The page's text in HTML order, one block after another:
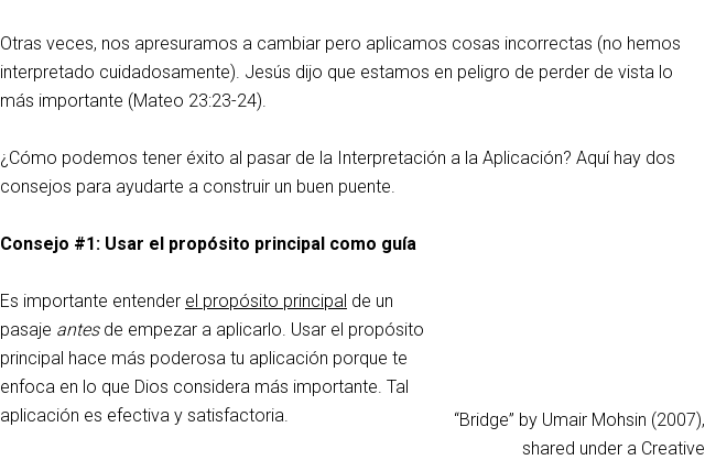
Otras veces, nos apresuramos a cambiar pero aplicamos cosas incorrectas (no hemos
interpretado cuidadosamente). Jesús dijo que estamos en peligro de perder de vista lo
más importante (Mateo 23:23-24).
¿Cómo podemos tener éxito al pasar de la Interpretación a la Aplicación? Aquí hay dos
consejos para ayudarte a construir un buen puente.
“Bridge” by Umair Mohsin (2007),
shared under a Creative
Consejo #1: Usar el propósito principal como guía
Es importante entender el propósito principal de un
pasaje antesde empezar a aplicarlo. Usar el propósito
principal hace más poderosa tu aplicación porque te
enfoca en lo que Dios considera más importante. Tal
aplicación es efectiva y satisfactoria.